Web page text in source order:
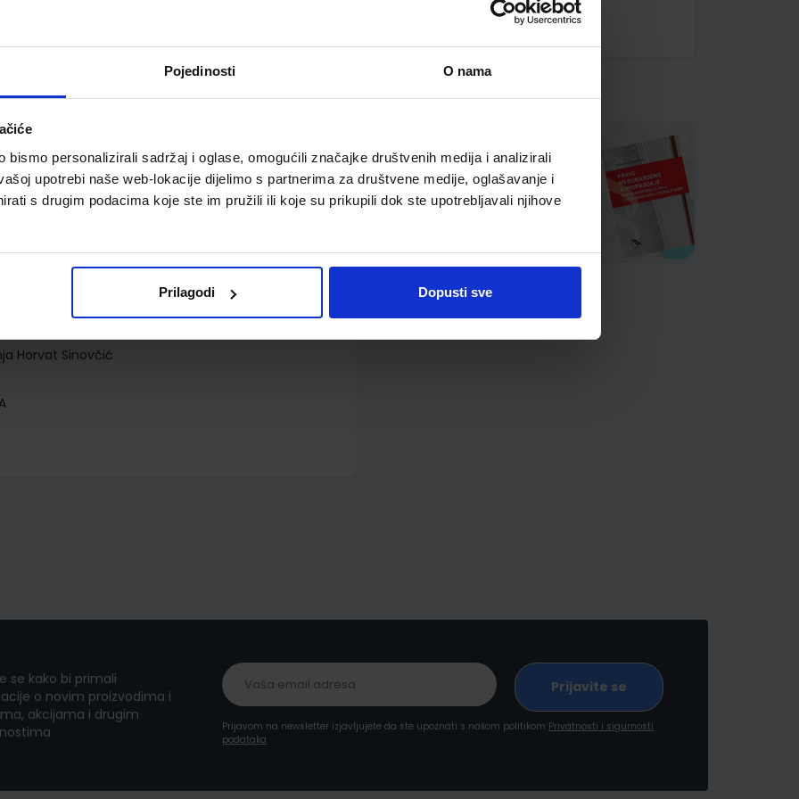
Pojedinosti O nama
bismo personalizirali sadržaj i oglase, omogućili značajke društvenih medija i analizirali
upotrebi naše web-lokacije dijelimo s partnerima za društvene medije, oglašavanje i
s drugim podacima koje ste im pružili ili koje su prikupili dok ste upotrebljavali njihove
Prilagodi Dopusti sve
kemiju u osmom razredu osnovne škole
Horvat Sinovčić
se kako bi primali
o novim proizvodima i
akcijama i drugim
Prijavom na newsletter izjavljujete da ste upoznati s našom politikom Privatnosti i sigurnosti
podataka